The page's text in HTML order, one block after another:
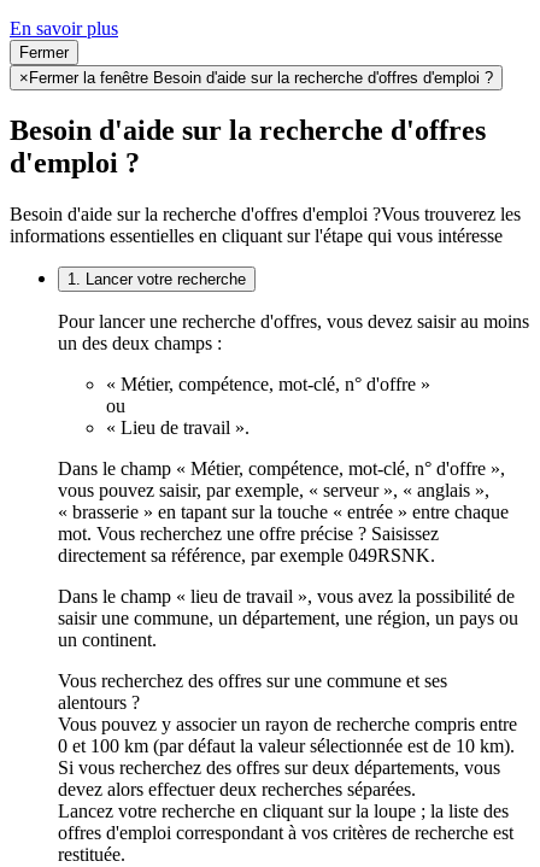
En savoir plus
Fermer
× Fermer la fenêtre Besoin d'aide sur la recherche d'offres d'emploi ?
Besoin d'aide sur la recherche d'offres
d'emploi ?
Besoin d'aide sur la recherche d'offres d'emploi ?Vous trouverez les
informations essentielles en cliquant sur l'étape qui vous intéresse
1. Lancer votre recherche
Pour lancer une recherche d'offres, vous devez saisir au moins
un des deux champs :
« Métier, compétence, mot-clé, n° d'offre »
ou
« Lieu de travail ».
Dans le champ « Métier, compétence, mot-clé, n° d'offre »,
vous pouvez saisir, par exemple, « serveur », « anglais »,
« brasserie » en tapant sur la touche « entrée » entre chaque
mot. Vous recherchez une offre précise ? Saisissez
directement sa référence, par exemple 049RSNK.
Dans le champ « lieu de travail », vous avez la possibilité de
saisir une commune, un département, une région, un pays ou
un continent.
Vous recherchez des offres sur une commune et ses
alentours ?
Vous pouvez y associer un rayon de recherche compris entre
0 et 100 km (par défaut la valeur sélectionnée est de 10 km).
Si vous recherchez des offres sur deux départements, vous
devez alors effectuer deux recherches séparées.
Lancez votre recherche en cliquant sur la loupe ; la liste des
offres d'emploi correspondant à vos critères de recherche est
restituée.